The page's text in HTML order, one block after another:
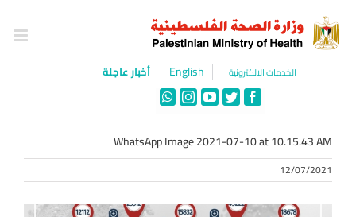
content
الخدمات الالكترونية English أخبار عاجلة
Facebook
Twitter
YouTube
Instagram
WhatsApp
WhatsApp Image 2021-07-10 at 10.15.43 AM
12/07/2021